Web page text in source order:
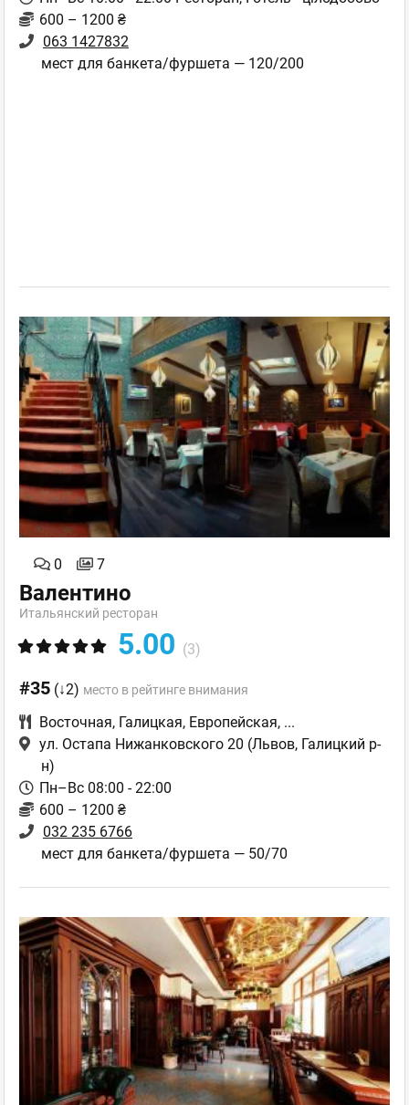
600 – 1200 ₴
063 1427832
мест для банкета/фуршета — 120/200
0 7
Валентино
Итальянский ресторан
5.00 (3)
#35 (↓2) место в рейтинге внимания
Восточная, Галицкая, Европейская, ...
ул. Остапа Нижанковского 20 (Львов, Галицкий р-
н)
Пн–Вс 08:00 - 22:00
600 – 1200 ₴
032 235 6766
мест для банкета/фуршета — 50/70